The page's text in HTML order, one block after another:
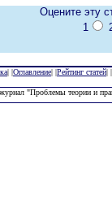
Оцените эту
1
| |Оглавление| |Рейтинг статей| |
"Проблемы теории и